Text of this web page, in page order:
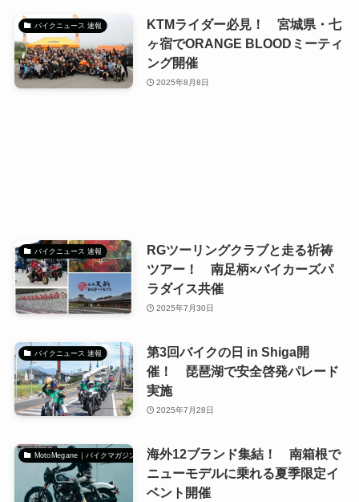
バイクニュース 速報
KTMライダー必見！ 宮城県・七
ヶ宿でORANGE BLOODミーティ
ング開催
2025年8月8日
バイクニュース 速報
RGツーリングクラブと走る祈祷
ツアー！ 南足柄×バイカーズパ
ラダイス共催
2025年7月30日
バイクニュース 速報
第3回バイクの日 in Shiga開
催！ 琵琶湖で安全啓発パレード
実施
2025年7月28日
MotoMegane｜バイクマガジン
海外12ブランド集結！ 南箱根で
ニューモデルに乗れる夏季限定イ
ベント開催